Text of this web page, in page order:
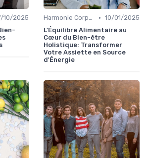
10/2025
Harmonie Corps-Esprit • 10/01/2025
L'Équilibre Alimentaire au
Cœur du Bien-être
Holistique: Transformer
Votre Assiette en Source
d'Énergie